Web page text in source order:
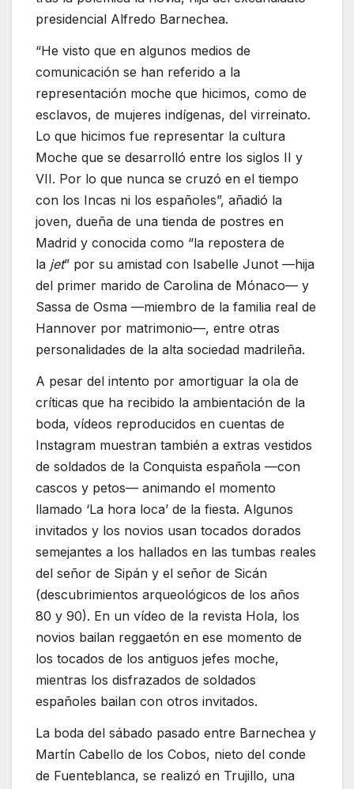
presidencial Alfredo Barnechea.
“He visto que en algunos medios de
comunicación se han referido a la
representación moche que hicimos, como de
esclavos, de mujeres indígenas, del virreinato.
Lo que hicimos fue representar la cultura
Moche que se desarrolló entre los siglos II y
VII. Por lo que nunca se cruzó en el tiempo
con los Incas ni los españoles”, añadió la
joven, dueña de una tienda de postres en
Madrid y conocida como “la repostera de
la jet” por su amistad con Isabelle Junot —hija
del primer marido de Carolina de Mónaco— y
Sassa de Osma —miembro de la familia real de
Hannover por matrimonio—, entre otras
personalidades de la alta sociedad madrileña.
A pesar del intento por amortiguar la ola de
críticas que ha recibido la ambientación de la
boda, vídeos reproducidos en cuentas de
Instagram muestran también a extras vestidos
de soldados de la Conquista española —con
cascos y petos— animando el momento
llamado ‘La hora loca’ de la fiesta. Algunos
invitados y los novios usan tocados dorados
semejantes a los hallados en las tumbas reales
del señor de Sipán y el señor de Sicán
(descubrimientos arqueológicos de los años
80 y 90). En un vídeo de la revista Hola, los
novios bailan reggaetón en ese momento de
los tocados de los antiguos jefes moche,
mientras los disfrazados de soldados
españoles bailan con otros invitados.
La boda del sábado pasado entre Barnechea y
Martín Cabello de los Cobos, nieto del conde
de Fuenteblanca, se realizó en Trujillo, una